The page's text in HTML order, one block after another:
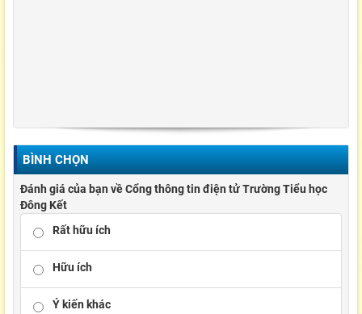
BÌNH CHỌN
Đánh giá của bạn về Cổng thông tin điện tử Trường Tiểu học
Đông Kết
Rất hữu ích
Hữu ích
Ý kiến khác